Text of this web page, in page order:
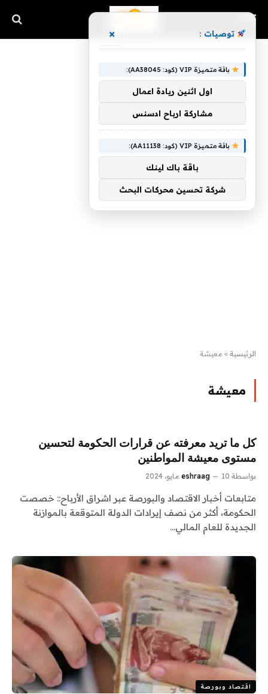
الرئيسية » معيشة
معيشة
كل ما تريد معرفته عن قرارات الحكومة لتحسين
مستوى معيشة المواطنين
بواسطة eshraag 10 مايو، 2024
متابعات أخبار الاقتصاد والبورصة عبر اشراق الأرباح:: خصصت
الحكومة، أكثر من نصف إيرادات الدولة المتوقعة بالموازنة
الجديدة للعام المالي…
اقتصاد وبورصة
توصيات : ×
باقة متميزة VIP (كود: AA38045):
اول اثنين ريادة اعمال
مشاركة ارباح ادسنس
باقة متميزة VIP (كود: AA11138):
باقة باك لينك
شركة تحسين محركات البحث